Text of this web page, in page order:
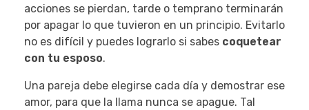
acciones se pierdan, tarde o temprano terminarán
por apagar lo que tuvieron en un principio. Evitarlo
no es difícil y puedes lograrlo si sabes coquetear
con tu esposo.
Una pareja debe elegirse cada día y demostrar ese
amor, para que la llama nunca se apague. Tal